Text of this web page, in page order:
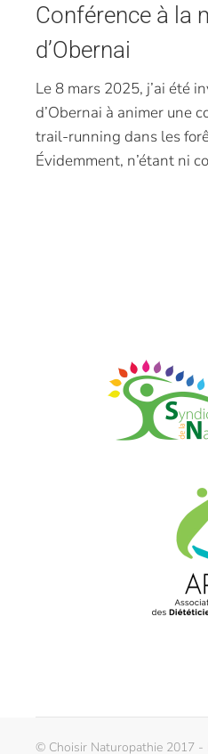
Conférence à la
d’Obernai
Le 8 mars 2025, j’ai été
d’Obernai à animer une
trail-running dans les
Évidemment, n’étant ni
© Choisir Naturopathie 2017 -